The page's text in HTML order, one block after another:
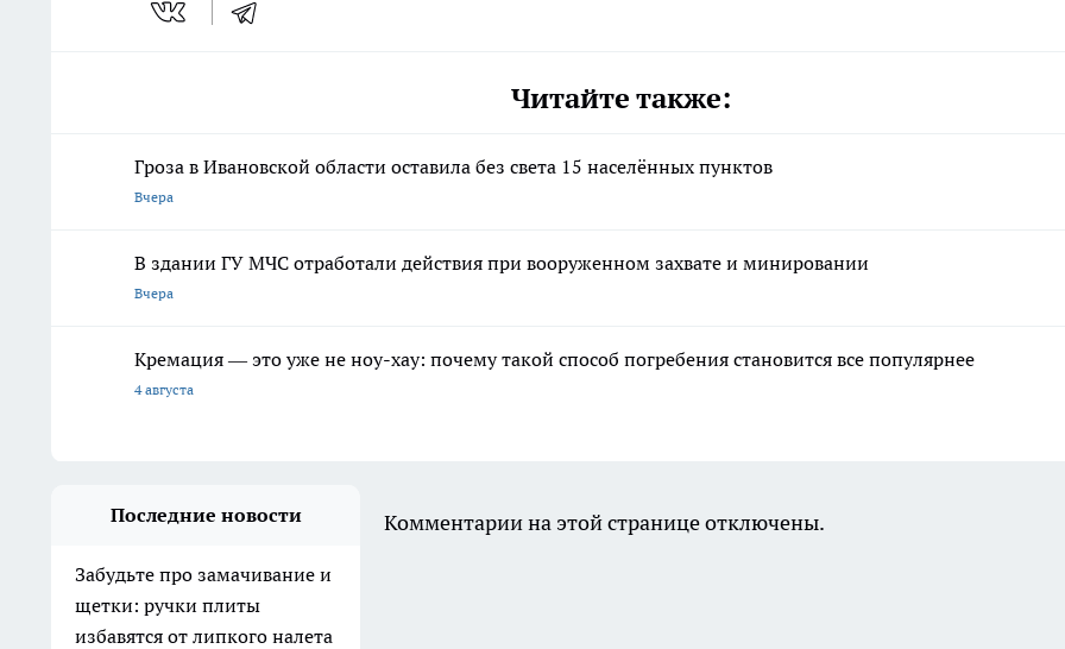
Читайте также:
Гроза в Ивановской области оставила без света 15 населённых пунктов
Вчера
В здании ГУ МЧС отработали действия при вооруженном захвате и минировании
Вчера
Кремация — это уже не ноу-хау: почему такой способ погребения становится все популярнее
4 августа
Последние новости
Забудьте про замачивание и
щетки: ручки плиты
избавятся от липкого налета
Комментарии на этой странице отключены.